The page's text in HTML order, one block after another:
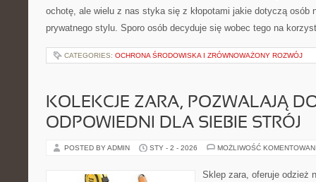
ochotę, ale wielu z nas styka się z kłopotami jakie dotyczą osób
prywatnego stylu. Sporo osób decyduje się wobec tego na
CATEGORIES: OCHRONA ŚRODOWISKA I ZRÓWNOWAŻONY ROZWÓJ
KOLEKCJE ZARA, POZWALAJĄ
ODPOWIEDNI DLA SIEBIE STRÓJ
POSTED BY ADMIN STY - 2 - 2026 MOŻLIWOŚĆ
Sklep zara, oferuje odzież